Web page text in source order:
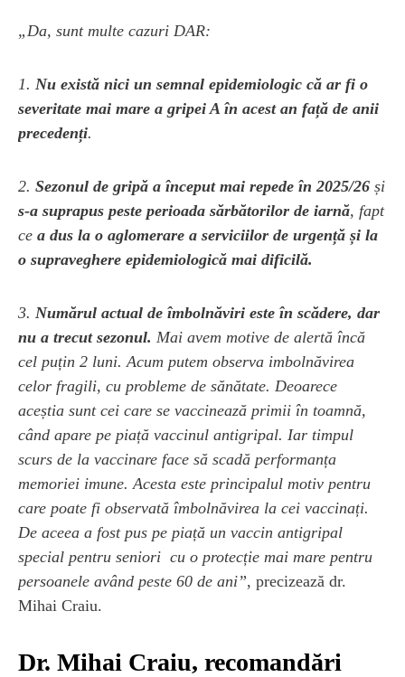
„Da, sunt multe cazuri DAR:
1. Nu există nici un semnal epidemiologic că ar fi o
severitate mai mare a gripei A în acest an față de anii
precedenți.
2. Sezonul de gripă a început mai repede în 2025/26 și
s-a suprapus peste perioada sărbătorilor de iarnă, fapt
ce a dus la o aglomerare a serviciilor de urgență și la
o supraveghere epidemiologică mai dificilă.
3. Numărul actual de îmbolnăviri este în scădere, dar
nu a trecut sezonul. Mai avem motive de alertă încă
cel puțin 2 luni. Acum putem observa imbolnăvirea
celor fragili, cu probleme de sănătate. Deoarece
aceștia sunt cei care se vaccinează primii în toamnă,
când apare pe piață vaccinul antigripal. Iar timpul
scurs de la vaccinare face să scadă performanța
memoriei imune. Acesta este principalul motiv pentru
care poate fi observată îmbolnăvirea la cei vaccinați.
De aceea a fost pus pe piață un vaccin antigripal
special pentru seniori cu o protecție mai mare pentru
persoanele având peste 60 de ani”, precizează dr.
Mihai Craiu.
Dr. Mihai Craiu, recomandări